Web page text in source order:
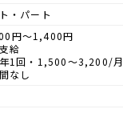
・パート
円～1,400円
給
1回・1,500～3,200/月
なし